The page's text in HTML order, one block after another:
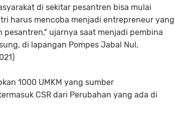
di sekitar pesantren bisa mulai
harus mencoba menjadi entrepreneur yang
ujarnya saat menjadi pembina
di lapangan Pompes Jabal Nul,
1000 UMKM yang sumber
CSR dari Perubahan yang ada di